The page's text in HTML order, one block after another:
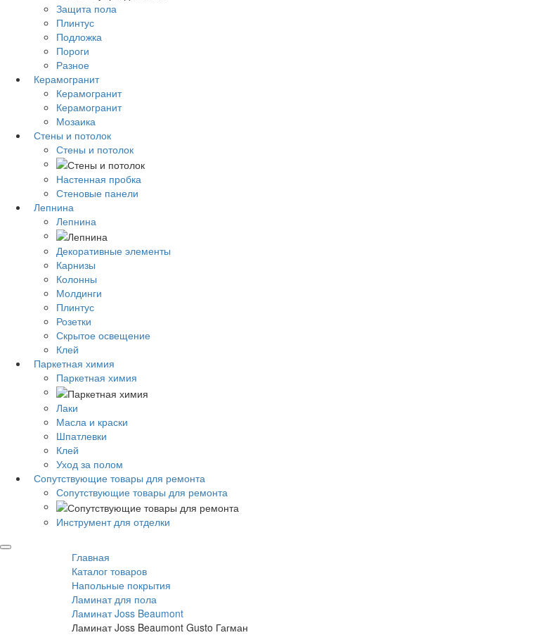
Защита пола
Плинтус
Подложка
Пороги
Разное
Керамогранит
Керамогранит
Керамогранит
Мозаика
Стены и потолок
Стены и потолок
Настенная пробка
Стеновые панели
Лепнина
Лепнина
Декоративные элементы
Карнизы
Колонны
Молдинги
Плинтус
Розетки
Скрытое освещение
Клей
Паркетная химия
Паркетная химия
Лаки
Масла и краски
Шпатлевки
Клей
Уход за полом
Сопутствующие товары для ремонта
Сопутствующие товары для ремонта
Инструмент для отделки
Главная
Каталог товаров
Напольные покрытия
Ламинат для пола
Ламинат Joss Beaumont
Ламинат Joss Beaumont Gusto Гагман